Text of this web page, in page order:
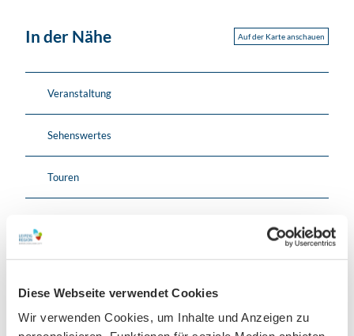
Diese Webseite verwendet Cookies
Wir verwenden Cookies, um Inhalte und Anzeigen zu
In der Nähe Auf der Karte anschauen
Veranstaltung
Sehenswertes
Touren
04109Leipzig
Anreise mit dem Auto